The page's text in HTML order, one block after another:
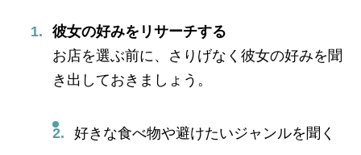
彼女の好みをリサーチする
お店を選ぶ前に、さりげなく彼女の好みを聞
き出しておきましょう。
好きな食べ物や避けたいジャンルを聞く